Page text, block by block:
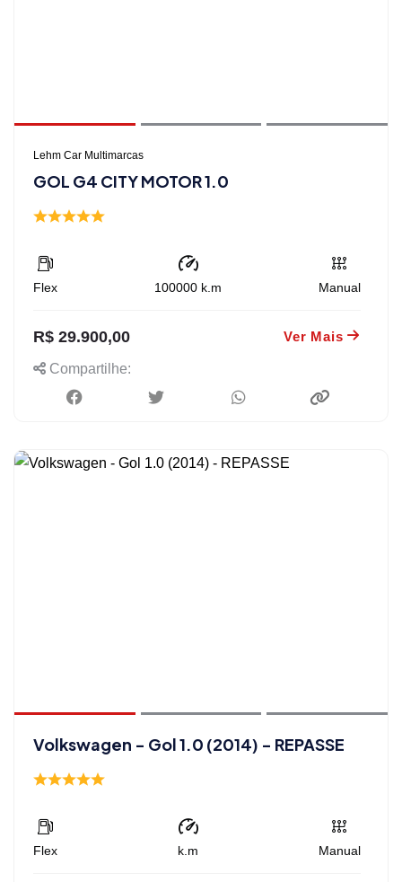
Lehm Car Multimarcas
GOL G4 CITY MOTOR 1.0
Flex 100000 k.m Manual
R$ 29.900,00 Ver Mais
Compartilhe:
Volkswagen - Gol 1.0 (2014) - REPASSE
Flex k.m Manual